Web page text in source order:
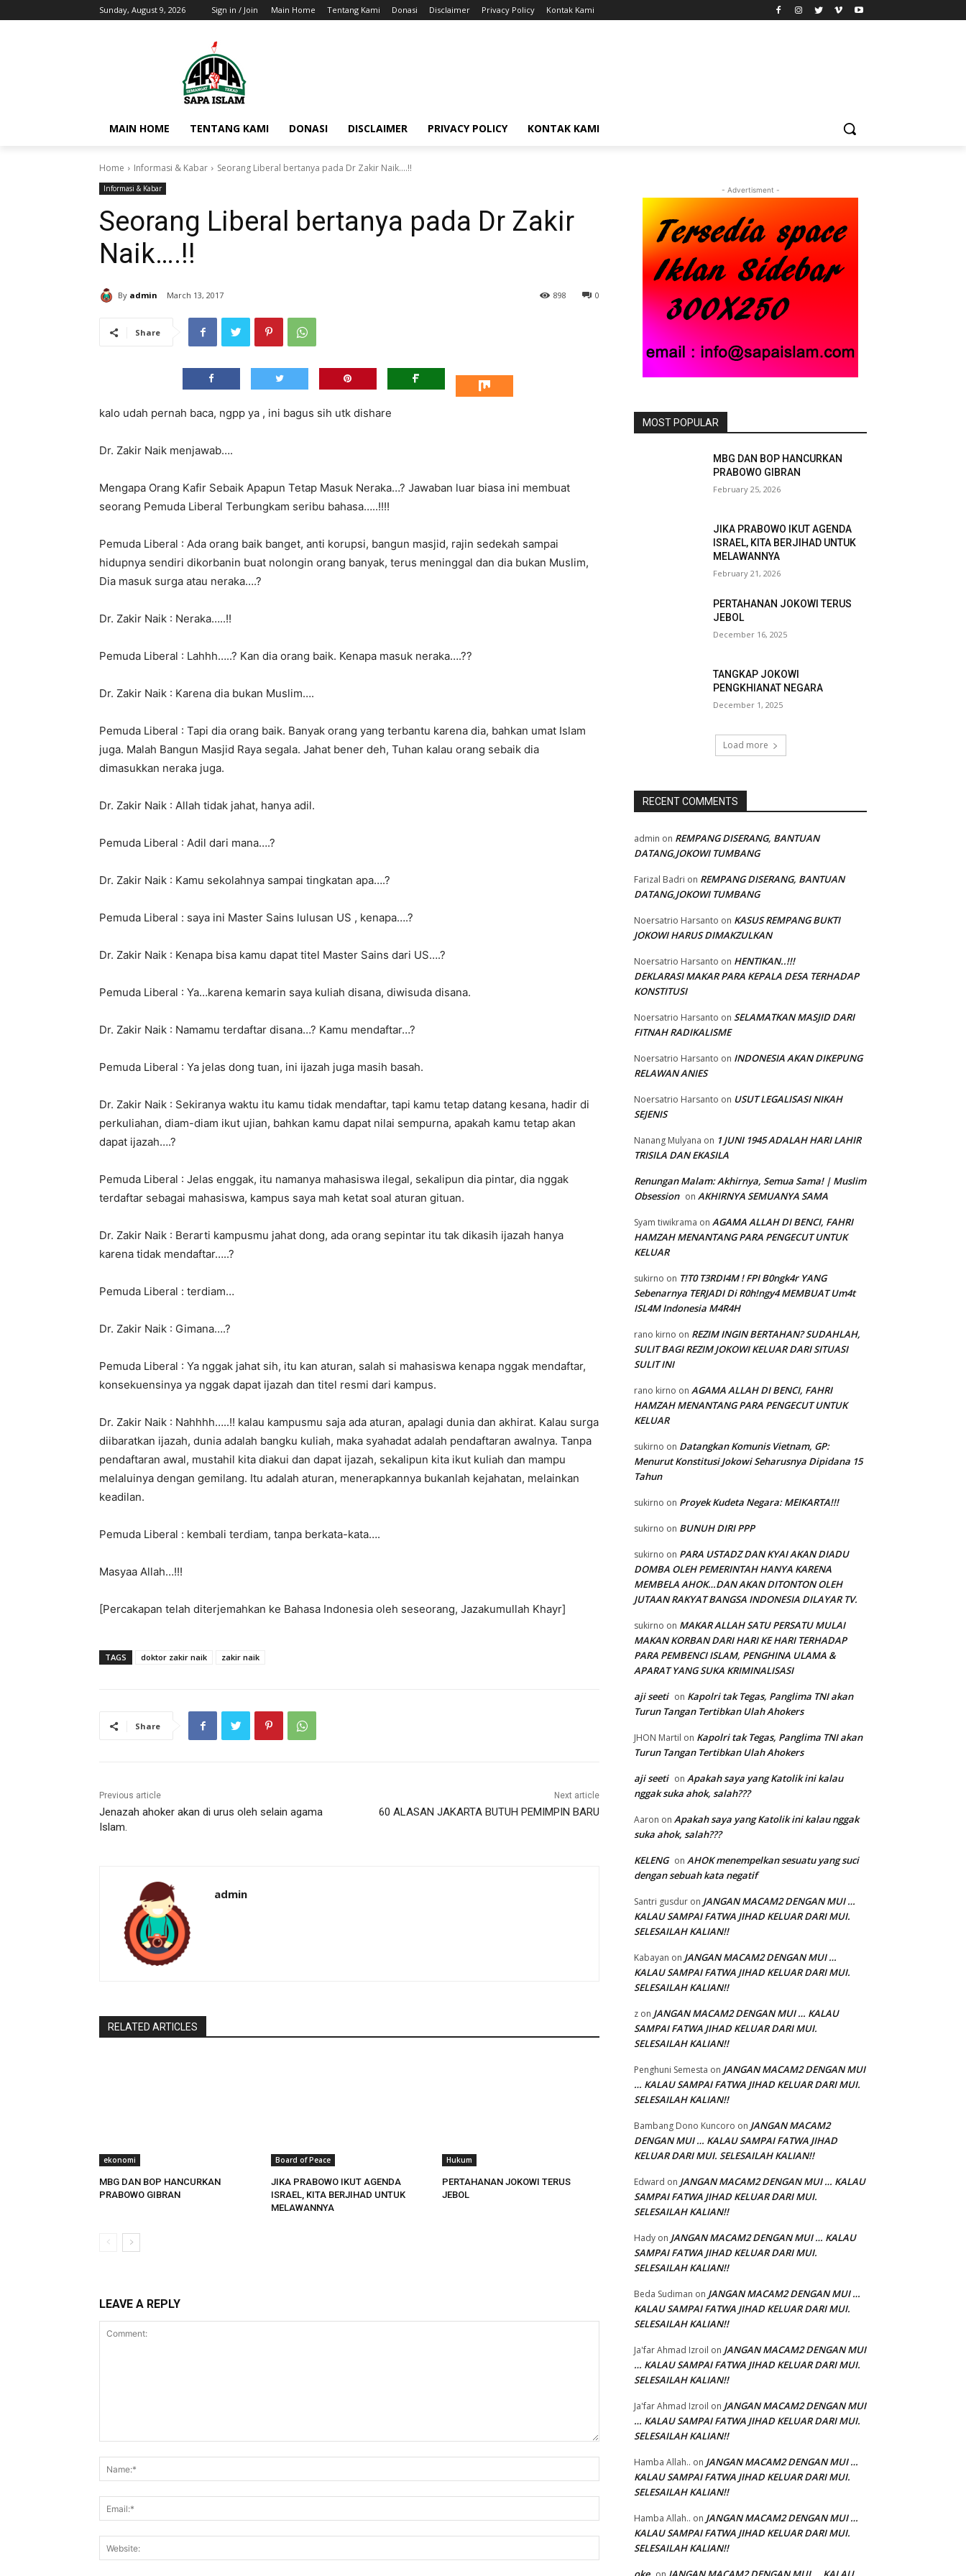
Sunday, August 9, 2026 Sign in / Join Main Home Tentang Kami Donasi Disclaimer Privacy Policy Kontak Kami
MAIN HOME TENTANG KAMI DONASI DISCLAIMER PRIVACY POLICY KONTAK KAMI
Home Informasi & Kabar Seorang Liberal bertanya pada Dr Zakir Naik....!!
Informasi & Kabar
Seorang Liberal bertanya pada Dr Zakir
Naik….!!
By admin March 13, 2017 0
898
Share
kalo udah pernah baca, ngpp ya , ini bagus sih utk dishare
Dr. Zakir Naik menjawab….
Mengapa Orang Kafir Sebaik Apapun Tetap Masuk Neraka…? Jawaban luar biasa ini membuat
seorang Pemuda Liberal Terbungkam seribu bahasa…..!!!!
Pemuda Liberal : Ada orang baik banget, anti korupsi, bangun masjid, rajin sedekah sampai
hidupnya sendiri dikorbanin buat nolongin orang banyak, terus meninggal dan dia bukan Muslim,
Dia masuk surga atau neraka….?
Dr. Zakir Naik : Neraka…..!!
Pemuda Liberal : Lahhh…..? Kan dia orang baik. Kenapa masuk neraka….??
Dr. Zakir Naik : Karena dia bukan Muslim….
Pemuda Liberal : Tapi dia orang baik. Banyak orang yang terbantu karena dia, bahkan umat Islam
juga. Malah Bangun Masjid Raya segala. Jahat bener deh, Tuhan kalau orang sebaik dia
dimasukkan neraka juga.
Dr. Zakir Naik : Allah tidak jahat, hanya adil.
Pemuda Liberal : Adil dari mana….?
Dr. Zakir Naik : Kamu sekolahnya sampai tingkatan apa….?
Pemuda Liberal : saya ini Master Sains lulusan US , kenapa….?
Dr. Zakir Naik : Kenapa bisa kamu dapat titel Master Sains dari US….?
Pemuda Liberal : Ya…karena kemarin saya kuliah disana, diwisuda disana.
Dr. Zakir Naik : Namamu terdaftar disana…? Kamu mendaftar…?
Pemuda Liberal : Ya jelas dong tuan, ini ijazah juga masih basah.
Dr. Zakir Naik : Sekiranya waktu itu kamu tidak mendaftar, tapi kamu tetap datang kesana, hadir di
perkuliahan, diam-diam ikut ujian, bahkan kamu dapat nilai sempurna, apakah kamu tetap akan
dapat ijazah….?
Pemuda Liberal : Jelas enggak, itu namanya mahasiswa ilegal, sekalipun dia pintar, dia nggak
terdaftar sebagai mahasiswa, kampus saya mah ketat soal aturan gituan.
Dr. Zakir Naik : Berarti kampusmu jahat dong, ada orang sepintar itu tak dikasih ijazah hanya
karena tidak mendaftar…..?
Pemuda Liberal : terdiam…
Dr. Zakir Naik : Gimana….?
Pemuda Liberal : Ya nggak jahat sih, itu kan aturan, salah si mahasiswa kenapa nggak mendaftar,
konsekuensinya ya nggak dapat ijazah dan titel resmi dari kampus.
Dr. Zakir Naik : Nahhhh…..!! kalau kampusmu saja ada aturan, apalagi dunia dan akhirat. Kalau surga
diibaratkan ijazah, dunia adalah bangku kuliah, maka syahadat adalah pendaftaran awalnya. Tanpa
pendaftaran awal, mustahil kita diakui dan dapat ijazah, sekalipun kita ikut kuliah dan mampu
melaluinya dengan gemilang. Itu adalah aturan, menerapkannya bukanlah kejahatan, melainkan
keadilan.
Pemuda Liberal : kembali terdiam, tanpa berkata-kata….
Masyaa Allah…!!!
[Percakapan telah diterjemahkan ke Bahasa Indonesia oleh seseorang, Jazakumullah Khayr]
TAGS doktor zakir naik zakir naik
Share
Previous article
Jenazah ahoker akan di urus oleh selain agama
Islam.
Next article
60 ALASAN JAKARTA BUTUH PEMIMPIN BARU
admin
RELATED ARTICLES
ekonomi
MBG DAN BOP HANCURKAN
PRABOWO GIBRAN
Board of Peace
JIKA PRABOWO IKUT AGENDA
ISRAEL, KITA BERJIHAD UNTUK
MELAWANNYA
Hukum
PERTAHANAN JOKOWI TERUS
JEBOL
LEAVE A REPLY
Website:
- Advertisment -
MOST POPULAR
MBG DAN BOP HANCURKAN
PRABOWO GIBRAN
February 25, 2026
JIKA PRABOWO IKUT AGENDA
ISRAEL, KITA BERJIHAD UNTUK
MELAWANNYA
February 21, 2026
PERTAHANAN JOKOWI TERUS
JEBOL
December 16, 2025
TANGKAP JOKOWI
PENGKHIANAT NEGARA
December 1, 2025
Load more
RECENT COMMENTS
admin on REMPANG DISERANG, BANTUAN
DATANG,JOKOWI TUMBANG
Farizal Badri on REMPANG DISERANG, BANTUAN
DATANG,JOKOWI TUMBANG
Noersatrio Harsanto on KASUS REMPANG BUKTI
JOKOWI HARUS DIMAKZULKAN
Noersatrio Harsanto on HENTIKAN..!!!
DEKLARASI MAKAR PARA KEPALA DESA TERHADAP
KONSTITUSI
Noersatrio Harsanto on SELAMATKAN MASJID DARI
FITNAH RADIKALISME
Noersatrio Harsanto on INDONESIA AKAN DIKEPUNG
RELAWAN ANIES
Noersatrio Harsanto on USUT LEGALISASI NIKAH
SEJENIS
Nanang Mulyana on 1 JUNI 1945 ADALAH HARI LAHIR
TRISILA DAN EKASILA
Renungan Malam: Akhirnya, Semua Sama! | Muslim
Obsession on AKHIRNYA SEMUANYA SAMA
Syam tiwikrama on AGAMA ALLAH DI BENCI, FAHRI
HAMZAH MENANTANG PARA PENGECUT UNTUK
KELUAR
sukirno on T!T0 T3RDI4M ! FPI B0ngk4r YANG
Sebenarnya TERJADI Di R0h!ngy4 MEMBUAT Um4t
ISL4M Indonesia M4R4H
rano kirno on REZIM INGIN BERTAHAN? SUDAHLAH,
SULIT BAGI REZIM JOKOWI KELUAR DARI SITUASI
SULIT INI
rano kirno on AGAMA ALLAH DI BENCI, FAHRI
HAMZAH MENANTANG PARA PENGECUT UNTUK
KELUAR
sukirno on Datangkan Komunis Vietnam, GP:
Menurut Konstitusi Jokowi Seharusnya Dipidana 15
Tahun
sukirno on Proyek Kudeta Negara: MEIKARTA!!!
sukirno on BUNUH DIRI PPP
sukirno on PARA USTADZ DAN KYAI AKAN DIADU
DOMBA OLEH PEMERINTAH HANYA KARENA
MEMBELA AHOK…DAN AKAN DITONTON OLEH
JUTAAN RAKYAT BANGSA INDONESIA DILAYAR TV.
sukirno on MAKAR ALLAH SATU PERSATU MULAI
MAKAN KORBAN DARI HARI KE HARI TERHADAP
PARA PEMBENCI ISLAM, PENGHINA ULAMA &
APARAT YANG SUKA KRIMINALISASI
aji seeti on Kapolri tak Tegas, Panglima TNI akan
Turun Tangan Tertibkan Ulah Ahokers
JHON Martil on Kapolri tak Tegas, Panglima TNI akan
Turun Tangan Tertibkan Ulah Ahokers
aji seeti on Apakah saya yang Katolik ini kalau
nggak suka ahok, salah???
Aaron on Apakah saya yang Katolik ini kalau nggak
suka ahok, salah???
KELENG on AHOK menempelkan sesuatu yang suci
dengan sebuah kata negatif
Santri gusdur on JANGAN MACAM2 DENGAN MUI …
KALAU SAMPAI FATWA JIHAD KELUAR DARI MUI.
SELESAILAH KALIAN!!
Kabayan on JANGAN MACAM2 DENGAN MUI …
KALAU SAMPAI FATWA JIHAD KELUAR DARI MUI.
SELESAILAH KALIAN!!
z on JANGAN MACAM2 DENGAN MUI … KALAU
SAMPAI FATWA JIHAD KELUAR DARI MUI.
SELESAILAH KALIAN!!
Penghuni Semesta on JANGAN MACAM2 DENGAN MUI
… KALAU SAMPAI FATWA JIHAD KELUAR DARI MUI.
SELESAILAH KALIAN!!
Bambang Dono Kuncoro on JANGAN MACAM2
DENGAN MUI … KALAU SAMPAI FATWA JIHAD
KELUAR DARI MUI. SELESAILAH KALIAN!!
Edward on JANGAN MACAM2 DENGAN MUI … KALAU
SAMPAI FATWA JIHAD KELUAR DARI MUI.
SELESAILAH KALIAN!!
Hady on JANGAN MACAM2 DENGAN MUI … KALAU
SAMPAI FATWA JIHAD KELUAR DARI MUI.
SELESAILAH KALIAN!!
Beda Sudiman on JANGAN MACAM2 DENGAN MUI …
KALAU SAMPAI FATWA JIHAD KELUAR DARI MUI.
SELESAILAH KALIAN!!
Ja'far Ahmad Izroil on JANGAN MACAM2 DENGAN MUI
… KALAU SAMPAI FATWA JIHAD KELUAR DARI MUI.
SELESAILAH KALIAN!!
Ja'far Ahmad Izroil on JANGAN MACAM2 DENGAN MUI
… KALAU SAMPAI FATWA JIHAD KELUAR DARI MUI.
SELESAILAH KALIAN!!
Hamba Allah.. on JANGAN MACAM2 DENGAN MUI …
KALAU SAMPAI FATWA JIHAD KELUAR DARI MUI.
SELESAILAH KALIAN!!
Hamba Allah.. on JANGAN MACAM2 DENGAN MUI …
KALAU SAMPAI FATWA JIHAD KELUAR DARI MUI.
SELESAILAH KALIAN!!